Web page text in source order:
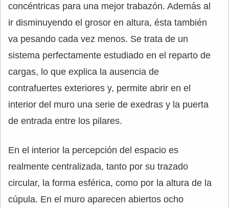
concéntricas para una mejor trabazón. Además al
ir disminuyendo el grosor en altura, ésta también
va pesando cada vez menos. Se trata de un
sistema perfectamente estudiado en el reparto de
cargas, lo que explica la ausencia de
contrafuertes exteriores y, permite abrir en el
interior del muro una serie de exedras y la puerta
de entrada entre los pilares.
En el interior la percepción del espacio es
realmente centralizada, tanto por su trazado
circular, la forma esférica, como por la altura de la
cúpula. En el muro aparecen abiertos ocho